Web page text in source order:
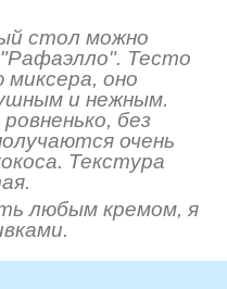
стол можно
Тесто
оно
и нежным.
без
очень
Текстура
любым кремом, я